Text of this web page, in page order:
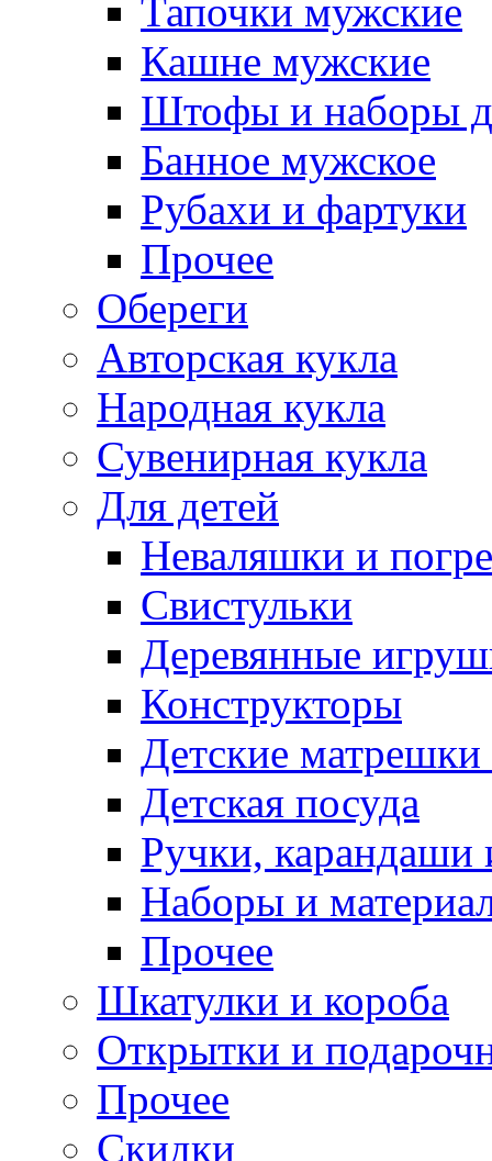
Тапочки мужские
Кашне мужские
Штофы и наборы
Банное мужское
Рубахи и фартуки
Прочее
Обереги
Авторская кукла
Народная кукла
Сувенирная кукла
Для детей
Неваляшки и
Свистульки
Деревянные
Конструкторы
Детские
Детская посуда
Ручки,
Наборы и
Прочее
Шкатулки и короба
Открытки и
Прочее
Скидки